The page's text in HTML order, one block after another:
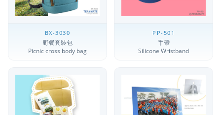
BX-3030
野餐套裝包
Picnic cross body bag
PP-501
手帶
Silicone Wristband